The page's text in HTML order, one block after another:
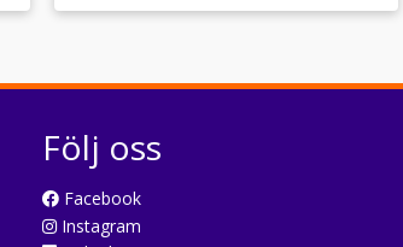
Följ oss
Facebook
Instagram